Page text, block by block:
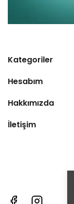
Kategoriler
Hesabım
Hakkımızda
İletişim